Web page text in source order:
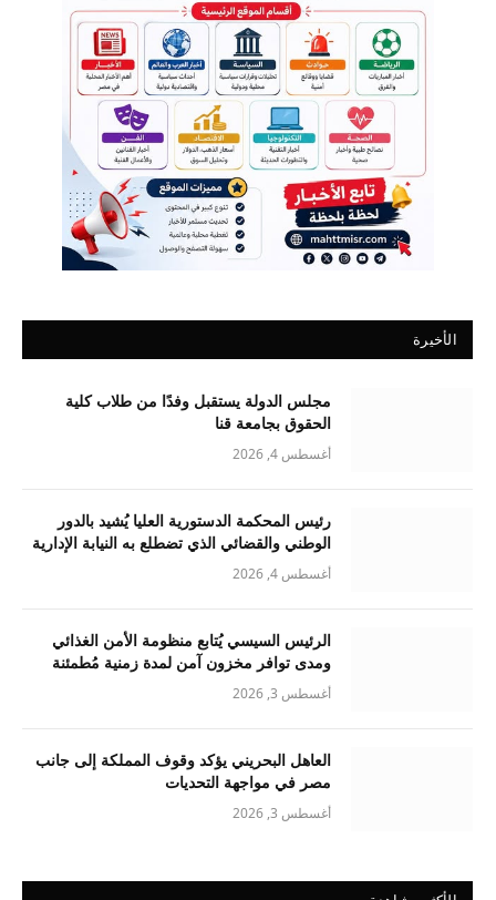
الأخيرة
مجلس الدولة يستقبل وفدًا من طلاب كلية
الحقوق بجامعة قنا
أغسطس 4, 2026
رئيس المحكمة الدستورية العليا يُشيد بالدور
الوطني والقضائي الذي تضطلع به النيابة الإدارية
أغسطس 4, 2026
الرئيس السيسي يُتابع منظومة الأمن الغذائي
ومدى توافر مخزون آمن لمدة زمنية مُطمئنة
أغسطس 3, 2026
العاهل البحريني يؤكد وقوف المملكة إلى جانب
مصر في مواجهة التحديات
أغسطس 3, 2026